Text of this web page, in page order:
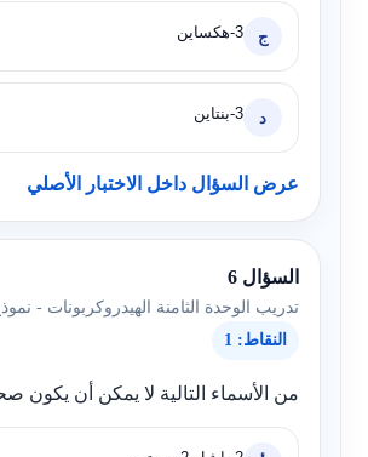
ج 3-هكساين
د 3-بنتاين
عرض السؤال داخل الاختبار الأصلي
السؤال 6
تدريب الوحدة الثامنة الهيدروكربونات -
النقاط: 1
من الأسماء التالية لا يمكن أن يكون